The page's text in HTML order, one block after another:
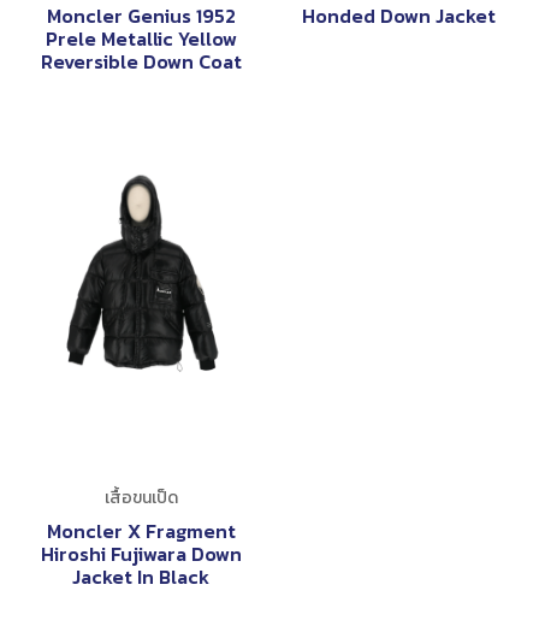
Moncler Genius 1952
Prele Metallic Yellow
Reversible Down Coat
Honded Down Jacket
เสื้อขนเป็ด
Moncler X Fragment
Hiroshi Fujiwara Down
Jacket In Black